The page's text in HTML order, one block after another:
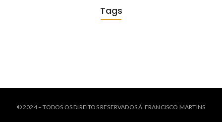
Tags
© 2024 – TODOS OS DIREITOS RESERVADOS À FRANCISCO MARTINS